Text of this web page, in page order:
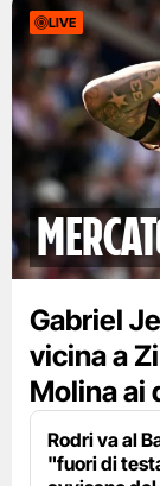
LIVE
Gabriel
vicina a
Molina ai
Rodri va al
"fuori di